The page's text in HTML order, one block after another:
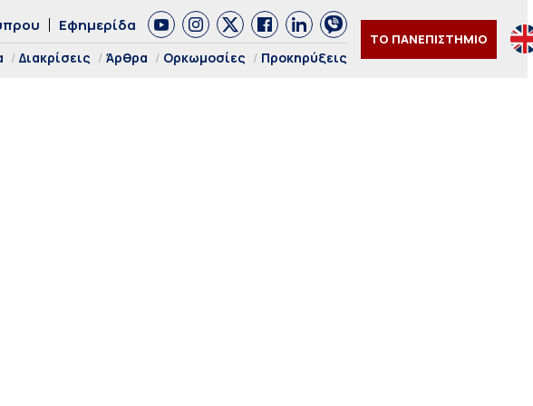
Εφημερίδα
Διακρίσεις Άρθρα Ορκωμοσίες Προκηρύξεις
ΤΟ ΠΑΝΕΠΙΣΤΗΜΙΟ